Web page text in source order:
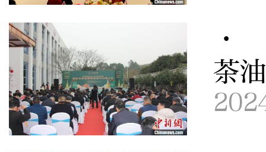
·
茶